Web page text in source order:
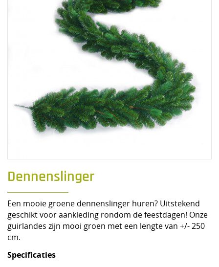
Dennenslinger
Een mooie groene dennenslinger huren? Uitstekend
geschikt voor aankleding rondom de feestdagen! Onze
guirlandes zijn mooi groen met een lengte van +/- 250
cm.
Specificaties